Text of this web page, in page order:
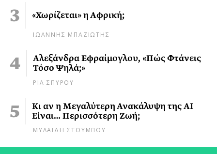
«Χωρίζεται» η Αφρική;
ΙΩΑΝΝΗΣ ΜΠΑΖΙΩΤΗΣ
Αλεξάνδρα Εφραίμογλου, «Πώς Φτάνεις
Τόσο Ψηλά;»
ΡΙΑ ΣΠΥΡΟΥ
Κι αν η Μεγαλύτερη Ανακάλυψη της AI
Είναι… Περισσότερη Ζωή;
ΜΥΛΑΙΔΗ ΣΤΟΥΜΠΟΥ